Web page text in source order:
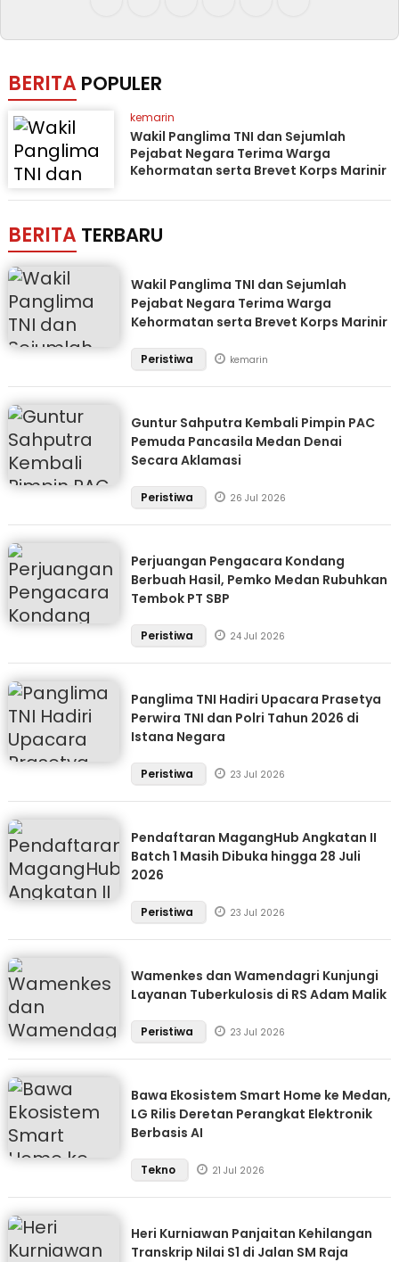
BERITA POPULER
kemarin
Wakil Panglima TNI dan Sejumlah
Pejabat Negara Terima Warga
Kehormatan serta Brevet Korps Marinir
BERITA TERBARU
Wakil Panglima TNI dan Sejumlah
Pejabat Negara Terima Warga
Kehormatan serta Brevet Korps Marinir
Peristiwa kemarin
Guntur Sahputra Kembali Pimpin PAC
Pemuda Pancasila Medan Denai
Secara Aklamasi
Peristiwa 26 Jul 2026
Perjuangan Pengacara Kondang
Berbuah Hasil, Pemko Medan Rubuhkan
Tembok PT SBP
Peristiwa 24 Jul 2026
Panglima TNI Hadiri Upacara Prasetya
Perwira TNI dan Polri Tahun 2026 di
Istana Negara
Peristiwa 23 Jul 2026
Pendaftaran MagangHub Angkatan II
Batch 1 Masih Dibuka hingga 28 Juli
2026
Peristiwa 23 Jul 2026
Wamenkes dan Wamendagri Kunjungi
Layanan Tuberkulosis di RS Adam Malik
Peristiwa 23 Jul 2026
Bawa Ekosistem Smart Home ke Medan,
LG Rilis Deretan Perangkat Elektronik
Berbasis AI
Tekno 21 Jul 2026
Heri Kurniawan Panjaitan Kehilangan
Transkrip Nilai S1 di Jalan SM Raja